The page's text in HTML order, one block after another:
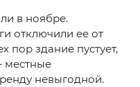
в ноябре.
отключили ее от
пор здание пустует,
местные
невыгодной.